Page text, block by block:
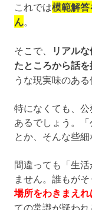
これでは模範解
ん。
そこで、
リアル
たところから話
うな現実味のあ
特になくても、
あるでしょう。「
とか、そんな些細
間違っても「生
ません。誰もが
場所をわきまえれ
ての常識が疑われ